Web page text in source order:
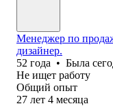
Менеджер по
дизайнер.
52 года • Была
Не ищет работу
Общий опыт
27 лет 4 месяца